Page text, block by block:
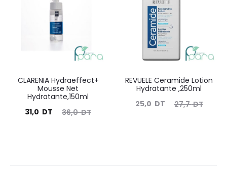
30,0
DT.
25,0
DT.
CLARENIA Hydraeffect+
Mousse Net
Hydratante,150ml
36,0DT
Le
31,0 DT
REVUELE Ceramide Lotion
Hydratante ,250ml
27,7DT
Le
25,0 DT